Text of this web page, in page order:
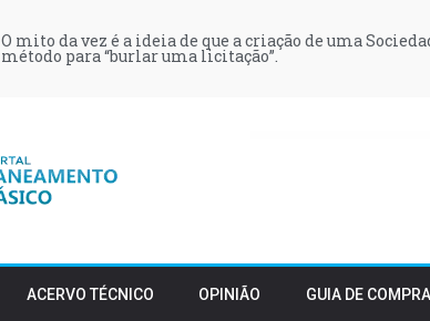
O mito da vez é a ideia de que a criação de uma
método para “burlar uma licitação”.
ACERVO TÉCNICO OPINIÃO GUIA DE